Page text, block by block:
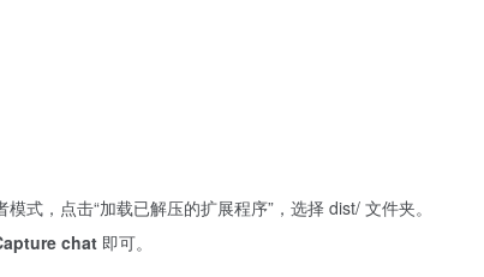
式，点击“加载已解压的扩展程序”，选择 dist/ 文件夹。
chat 即可。